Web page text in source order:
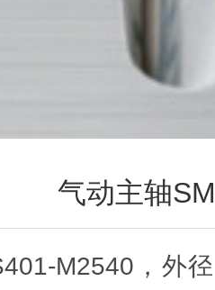
气动主轴
M2540，外